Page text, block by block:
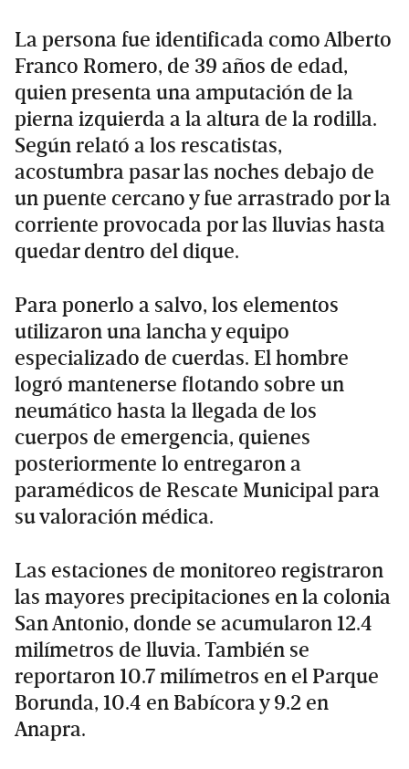
La persona fue identificada como Alberto
Franco Romero, de 39 años de edad,
quien presenta una amputación de la
pierna izquierda a la altura de la rodilla.
Según relató a los rescatistas,
acostumbra pasar las noches debajo de
un puente cercano y fue arrastrado por la
corriente provocada por las lluvias hasta
quedar dentro del dique.
Para ponerlo a salvo, los elementos
utilizaron una lancha y equipo
especializado de cuerdas. El hombre
logró mantenerse flotando sobre un
neumático hasta la llegada de los
cuerpos de emergencia, quienes
posteriormente lo entregaron a
paramédicos de Rescate Municipal para
su valoración médica.
Las estaciones de monitoreo registraron
las mayores precipitaciones en la colonia
San Antonio, donde se acumularon 12.4
milímetros de lluvia. También se
reportaron 10.7 milímetros en el Parque
Borunda, 10.4 en Babícora y 9.2 en
Anapra.